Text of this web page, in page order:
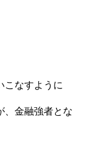
こなすように
、金融強者とな